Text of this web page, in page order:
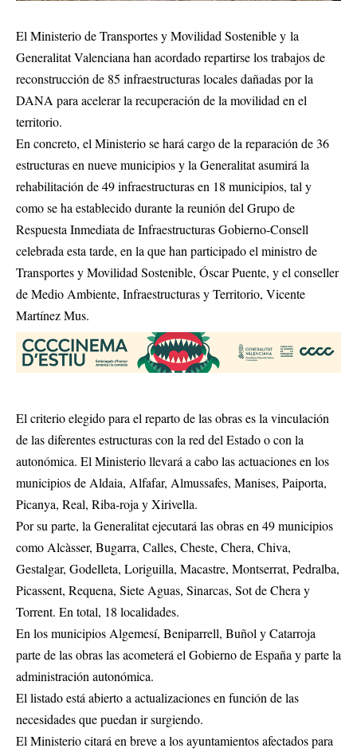
El Ministerio de Transportes y Movilidad Sostenible y la
Generalitat Valenciana han acordado repartirse los trabajos de
reconstrucción de 85 infraestructuras locales dañadas por la
DANA para acelerar la recuperación de la movilidad en el
territorio.
En concreto, el Ministerio se hará cargo de la reparación de 36
estructuras en nueve municipios y la Generalitat asumirá la
rehabilitación de 49 infraestructuras en 18 municipios, tal y
como se ha establecido durante la reunión del Grupo de
Respuesta Inmediata de Infraestructuras Gobierno-Consell
celebrada esta tarde, en la que han participado el ministro de
Transportes y Movilidad Sostenible, Óscar Puente, y el conseller
de Medio Ambiente, Infraestructuras y Territorio, Vicente
Martínez Mus.
El criterio elegido para el reparto de las obras es la vinculación
de las diferentes estructuras con la red del Estado o con la
autonómica. El Ministerio llevará a cabo las actuaciones en los
municipios de Aldaia, Alfafar, Almussafes, Manises, Paiporta,
Picanya, Real, Riba-roja y Xirivella.
Por su parte, la Generalitat ejecutará las obras en 49 municipios
como Alcàsser, Bugarra, Calles, Cheste, Chera, Chiva,
Gestalgar, Godelleta, Loriguilla, Macastre, Montserrat, Pedralba,
Picassent, Requena, Siete Aguas, Sinarcas, Sot de Chera y
Torrent. En total, 18 localidades.
En los municipios Algemesí, Beniparrell, Buñol y Catarroja
parte de las obras las acometerá el Gobierno de España y parte la
administración autonómica.
El listado está abierto a actualizaciones en función de las
necesidades que puedan ir surgiendo.
El Ministerio citará en breve a los ayuntamientos afectados para